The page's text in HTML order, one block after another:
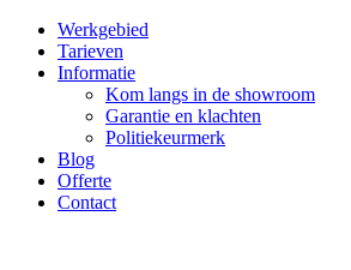
Werkgebied
Tarieven
Informatie
Kom langs in de showroom
Garantie en klachten
Politiekeurmerk
Blog
Offerte
Contact